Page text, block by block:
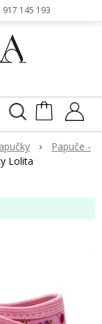
917 145 193
Papuče -
Lolita